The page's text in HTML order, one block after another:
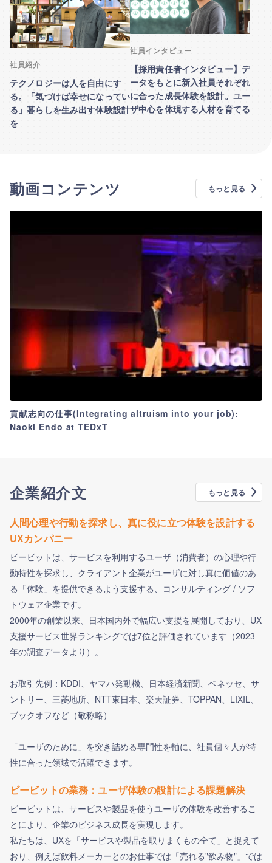
社員紹介
テクノロジーは人を自由にす
る。「気づけば幸せになってい
る」暮らしを生み出す体験設計
を
社員インタビュー
【採用責任者インタビュー】デ
ータをもとに新入社員それぞれ
に合った成長体験を設計。ユー
ザ中心を体現する人材を育てる
動画コンテンツ もっと見る
貢献志向の仕事(Integrating altruism into your job):
Naoki Endo at TEDxT
企業紹介文 もっと見る
人間心理や行動を探求し、真に役に立つ体験を設計する
UXカンパニー
ビービットは、サービスを利用するユーザ（消費者）の心理や行
動特性を探求し、クライアント企業がユーザに対し真に価値のあ
る「体験」を提供できるよう支援する、コンサルティング / ソフ
トウェア企業です。
2000年の創業以来、日本国内外で幅広い支援を展開しており、UX
支援サービス世界ランキングでは7位と評価されています（2023
年の調査データより）。
お取引先例：KDDI、ヤマハ発動機、日本経済新聞、ベネッセ、サ
ントリー、三菱地所、NTT東日本、楽天証券、TOPPAN、LIXIL、
ブックオフなど（敬称略）
「ユーザのために」を突き詰める専門性を軸に、社員個々人が特
性に合った領域で活躍できます。
ビービットの業務：ユーザ体験の設計による課題解決
ビービットは、サービスや製品を使うユーザの体験を改善するこ
とにより、企業のビジネス成長を実現します。
私たちは、UXを「サービスや製品を取りまくもの全て」と捉えて
おり、例えば飲料メーカーとのお仕事では「売れる"飲み物"」では